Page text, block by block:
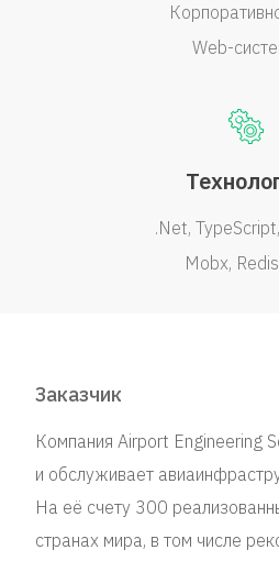
Web-
.Net TypeScript
Mobx Redis
Заказчик
Компания Airport Engineering
и обслуживает
На её счету 300
странах мира, в том числе